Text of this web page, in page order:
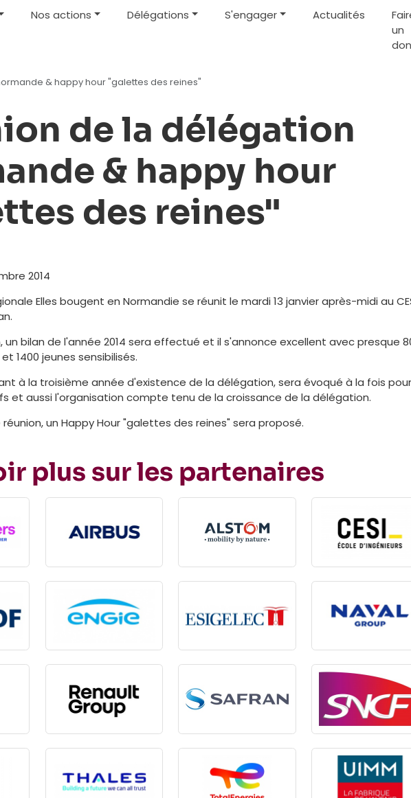
Nos actions Délégations S'engager Actualités
un
don
& happy hour "galettes des reines"
de la délégation
& happy hour
des reines"
2014
Elles bougent en Normandie se réunit le mardi 13 janvier après-midi au
un bilan de l'année 2014 sera effectué et il s'annonce excellent avec presque
1400 jeunes sensibilisés.
à la troisième année d'existence de la délégation, sera évoqué à la fois pour
et aussi l'organisation compte tenu de la croissance de la délégation.
un Happy Hour "galettes des reines" sera proposé.
plus sur les partenaires